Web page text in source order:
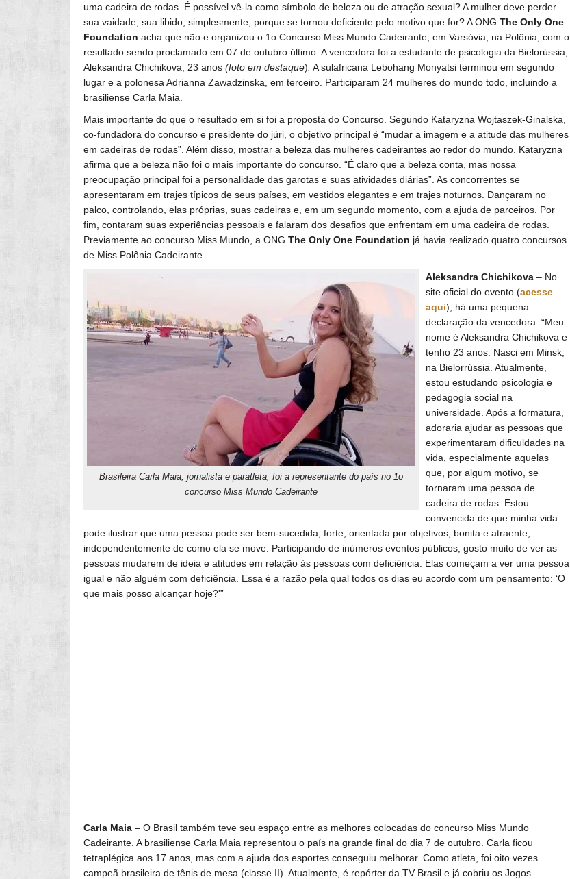
uma cadeira de rodas. É possível vê-la como símbolo de beleza ou de atração sexual? A mulher deve perder
sua vaidade, sua libido, simplesmente, porque se tornou deficiente pelo motivo que for? A ONG The Only One
Foundation acha que não e organizou o 1o Concurso Miss Mundo Cadeirante, em Varsóvia, na Polônia, com o
resultado sendo proclamado em 07 de outubro último. A vencedora foi a estudante de psicologia da Bielorússia,
Aleksandra Chichikova, 23 anos (foto em destaque) A sulafricana Lebohang Monyatsi terminou em segundo
lugar e a polonesa Adrianna Zawadzinska, em terceiro. Participaram 24 mulheres do mundo todo, incluindo a
brasiliense Carla Maia.
Mais importante do que o resultado em si foi a proposta do Concurso. Segundo Kataryzna Wojtaszek-Ginalska,
co-fundadora do concurso e presidente do júri, o objetivo principal é “mudar a imagem e a atitude das mulheres
em cadeiras de rodas”. Além disso, mostrar a beleza das mulheres cadeirantes ao redor do mundo. Kataryzna
afirma que a beleza não foi o mais importante do concurso. “É claro que a beleza conta, mas nossa
preocupação principal foi a personalidade das garotas e suas atividades diárias”. As concorrentes se
apresentaram em trajes típicos de seus países, em vestidos elegantes e em trajes noturnos. Dançaram no
palco, controlando, elas próprias, suas cadeiras e, em um segundo momento, com a ajuda de parceiros. Por
fim, contaram suas experiências pessoais e falaram dos desafios que enfrentam em uma cadeira de rodas.
Previamente ao concurso Miss Mundo, a ONG The Only One Foundation já havia realizado quatro concursos
de Miss Polônia Cadeirante.
Brasileira Carla Maia, jornalista e paratleta, foi a representante do país no 1o
concurso Miss Mundo Cadeirante
Aleksandra Chichikova – No
site oficial do evento (acesse
aqui), há uma pequena
declaração da vencedora: “Meu
nome é Aleksandra Chichikova e
tenho 23 anos. Nasci em Minsk,
na Bielorrússia. Atualmente,
estou estudando psicologia e
pedagogia social na
universidade. Após a formatura,
adoraria ajudar as pessoas que
experimentaram dificuldades na
vida, especialmente aquelas
que, por algum motivo, se
tornaram uma pessoa de
cadeira de rodas. Estou
convencida de que minha vida
pode ilustrar que uma pessoa pode ser bem-sucedida, forte, orientada por objetivos, bonita e atraente,
independentemente de como ela se move. Participando de inúmeros eventos públicos, gosto muito de ver as
pessoas mudarem de ideia e atitudes em relação às pessoas com deficiência. Elas começam a ver uma pessoa
igual e não alguém com deficiência. Essa é a razão pela qual todos os dias eu acordo com um pensamento: ‘O
que mais posso alcançar hoje?'”
Carla Maia – O Brasil também teve seu espaço entre as melhores colocadas do concurso Miss Mundo
Cadeirante. A brasiliense Carla Maia representou o país na grande final do dia 7 de outubro. Carla ficou
tetraplégica aos 17 anos, mas com a ajuda dos esportes conseguiu melhorar. Como atleta, foi oito vezes
campeã brasileira de tênis de mesa (classe II). Atualmente, é repórter da TV Brasil e já cobriu os Jogos